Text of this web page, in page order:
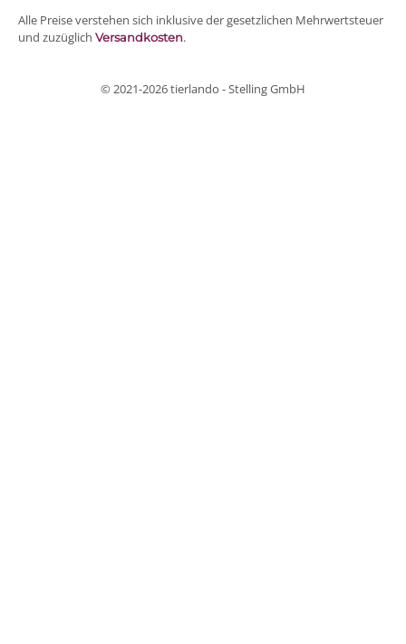
Alle Preise verstehen sich inklusive der gesetzlichen Mehrwertsteuer
und zuzüglich Versandkosten.
© 2021-2026 tierlando - Stelling GmbH